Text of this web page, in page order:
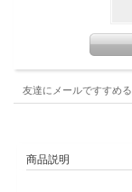
友達にメールですすめる
商品説明